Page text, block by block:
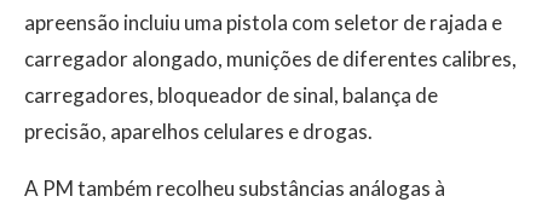
apreensão incluiu uma pistola com seletor de rajada e
carregador alongado, munições de diferentes calibres,
carregadores, bloqueador de sinal, balança de
precisão, aparelhos celulares e drogas.
A PM também recolheu substâncias análogas à